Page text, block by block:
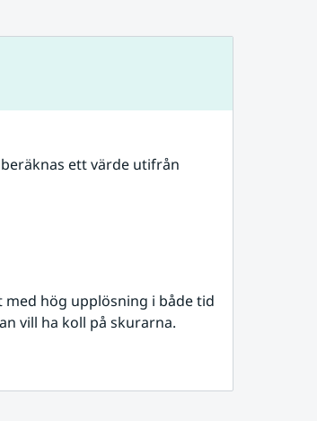
ett värde utifrån
hög upplösning i både tid
vill ha koll på skurarna.